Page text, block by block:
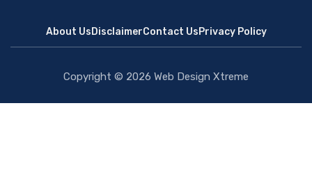
About UsDisclaimerContact UsPrivacy Policy
Copyright © 2026 Web Design Xtreme